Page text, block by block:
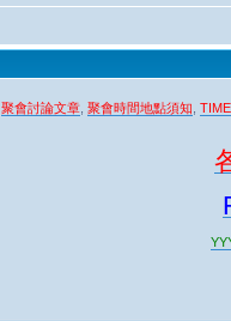
聚會討論文章 聚會時間地點須知